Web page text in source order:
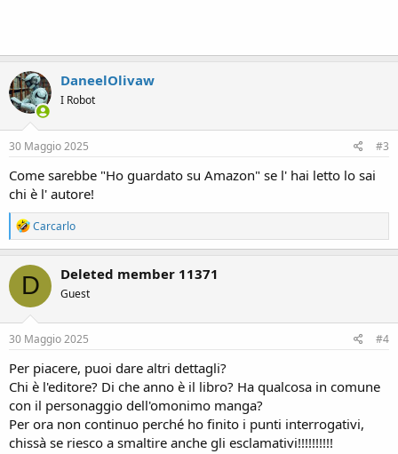
DaneelOlivaw
I Robot
30 Maggio 2025 #3
Come sarebbe "Ho guardato su Amazon" se l' hai letto lo sai
chi è l' autore!
R
e
a
c
t
i
o
n
s
Carcarlo
D Deleted member 11371
Guest
30 Maggio 2025 #4
Per piacere, puoi dare altri dettagli?
Chi è l'editore? Di che anno è il libro? Ha qualcosa in comune
con il personaggio dell'omonimo manga?
Per ora non continuo perché ho finito i punti interrogativi,
chissà se riesco a smaltire anche gli esclamativi!!!!!!!!!!